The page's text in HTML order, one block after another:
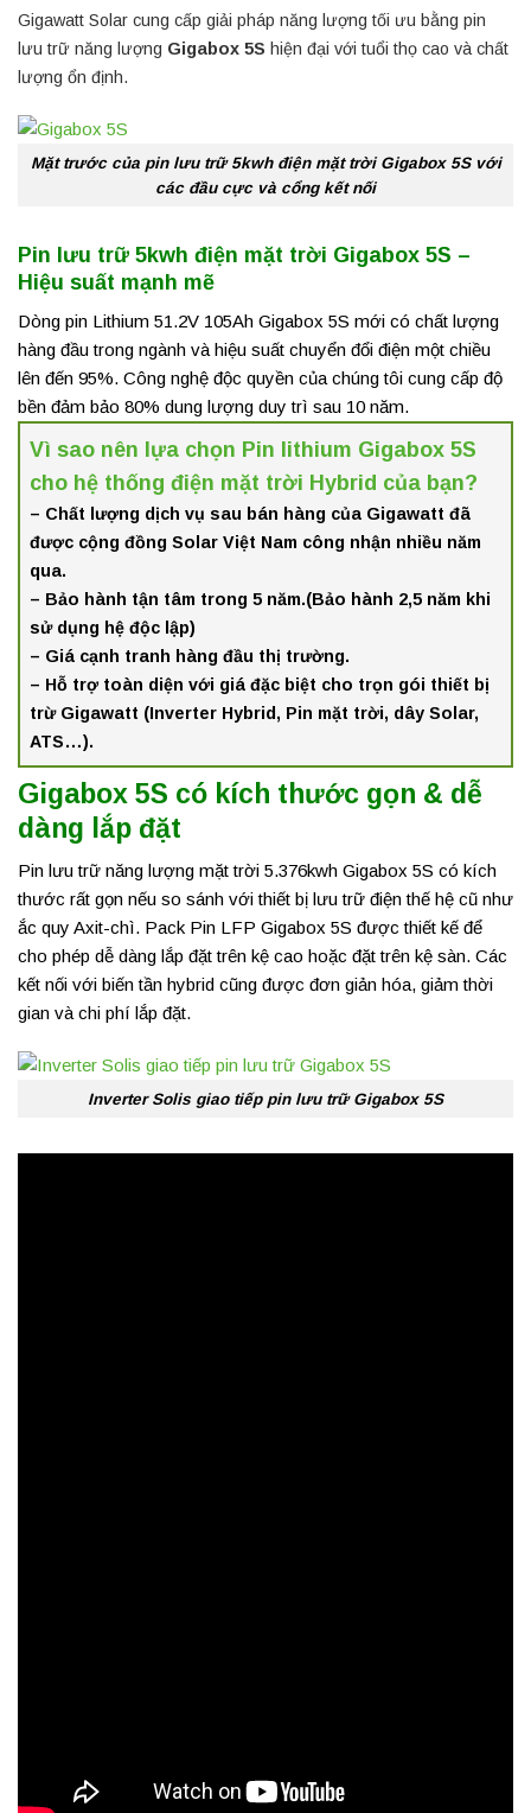
Gigawatt Solar cung cấp giải pháp năng lượng tối ưu bằng pin
lưu trữ năng lượng Gigabox 5S hiện đại với tuổi thọ cao và chất
lượng ổn định.
Mặt trước của pin lưu trữ 5kwh điện mặt trời Gigabox 5S với
các đầu cực và cổng kết nối
Pin lưu trữ 5kwh điện mặt trời Gigabox 5S –
Hiệu suất mạnh mẽ
Dòng pin Lithium 51.2V 105Ah Gigabox 5S mới có chất lượng
hàng đầu trong ngành và hiệu suất chuyển đổi điện một chiều
lên đến 95%. Công nghệ độc quyền của chúng tôi cung cấp độ
bền đảm bảo 80% dung lượng duy trì sau 10 năm.
Vì sao nên lựa chọn Pin lithium Gigabox 5S
cho hệ thống điện mặt trời Hybrid của bạn?
– Chất lượng dịch vụ sau bán hàng của Gigawatt đã
được cộng đồng Solar Việt Nam công nhận nhiều năm
qua.
– Bảo hành tận tâm trong 5 năm.(Bảo hành 2,5 năm khi
sử dụng hệ độc lập)
– Giá cạnh tranh hàng đầu thị trường.
– Hỗ trợ toàn diện với giá đặc biệt cho trọn gói thiết bị
trừ Gigawatt (Inverter Hybrid, Pin mặt trời, dây Solar,
ATS…).
Gigabox 5S có kích thước gọn & dễ
dàng lắp đặt
Pin lưu trữ năng lượng mặt trời 5.376kwh Gigabox 5S có kích
thước rất gọn nếu so sánh với thiết bị lưu trữ điện thế hệ cũ như
ắc quy Axit-chì. Pack Pin LFP Gigabox 5S được thiết kế để
cho phép dễ dàng lắp đặt trên kệ cao hoặc đặt trên kệ sàn. Các
kết nối với biến tần hybrid cũng được đơn giản hóa, giảm thời
gian và chi phí lắp đặt.
Inverter Solis giao tiếp pin lưu trữ Gigabox 5S